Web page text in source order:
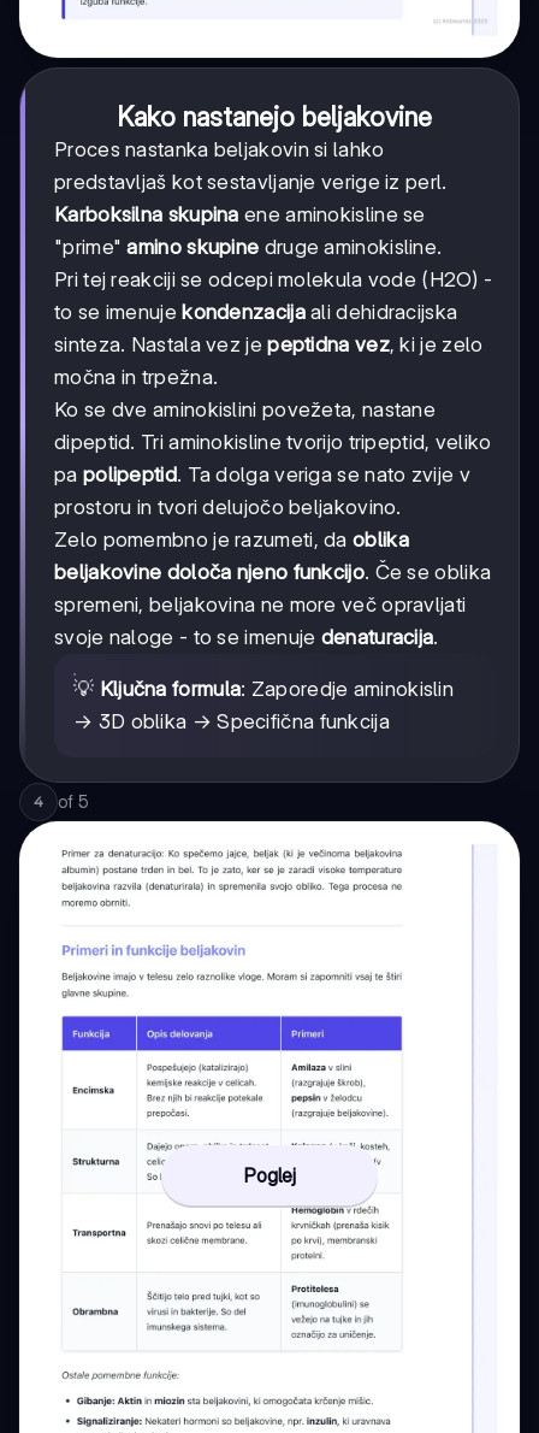
Kako nastanejo beljakovine
Proces nastanka beljakovin si lahko
predstavljaš kot sestavljanje verige iz perl.
Karboksilna skupina ene aminokisline se
"prime"amino skupine druge aminokisline.
Pri tej reakciji se odcepi molekula vode (H2O) -
to se imenujekondenzacijaali dehidracijska
sinteza. Nastala vez jepeptidna vez, ki je zelo
močna in trpežna.
Ko se dve aminokislini povežeta, nastane
dipeptid. Tri aminokisline tvorijo tripeptid, veliko
pa polipeptid. Ta dolga veriga se nato zvije v
prostoru in tvori delujočo beljakovino.
Zelo pomembno je razumeti, da oblika
beljakovine določa njeno funkcijo. Če se oblika
spremeni, beljakovina ne more več opravljati
svoje naloge - to se imenuje denaturacija.
💡 Ključna formula: Zaporedje aminokislin
→ 3D oblika → Specifična funkcija
4 of 5
Poglej